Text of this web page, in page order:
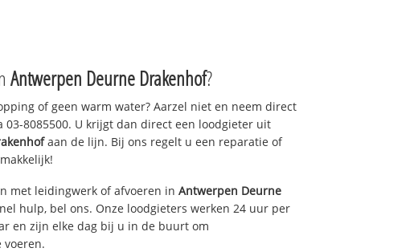
Antwerpen Deurne Drakenhof?
of geen warm water? Aarzel niet en neem direct
03-8085500. U krijgt dan direct een loodgieter uit
aan de lijn. Bij ons regelt u een reparatie of
met leidingwerk of afvoeren in Antwerpen Deurne
hulp, bel ons. Onze loodgieters werken 24 uur per
en zijn elke dag bij u in de buurt om
voeren.